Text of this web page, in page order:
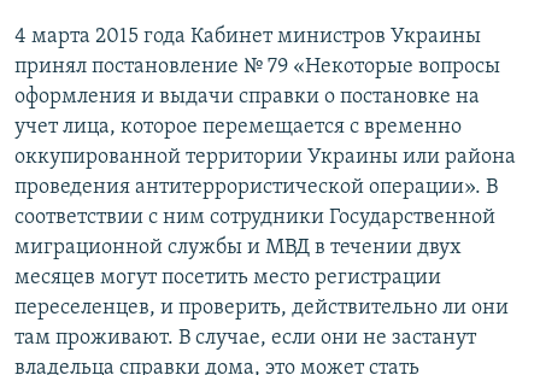
4 марта 2015 года Кабинет министров Украины
принял постановление № 79 «Некоторые вопросы
оформления и выдачи справки о постановке на
учет лица, которое перемещается с временно
оккупированной территории Украины или района
проведения антитеррористической операции». В
соответствии с ним сотрудники Государственной
миграционной службы и МВД в течении двух
месяцев могут посетить место регистрации
переселенцев, и проверить, действительно ли они
там проживают. В случае, если они не застанут
владельца справки дома, это может стать